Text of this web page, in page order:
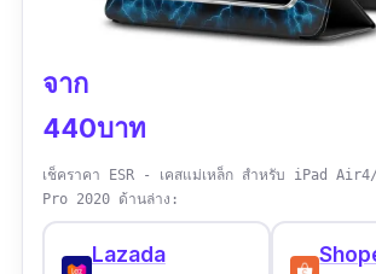
รีวิวจากผู้ใช้จริง: “สินค้าสวยดี คุ้มรา
จาก
440บาท
เช็คราคา ESR - เคสแม่เหล็ก สำหรับ iPad
Pro 2020 ด้านล่าง:
Lazada